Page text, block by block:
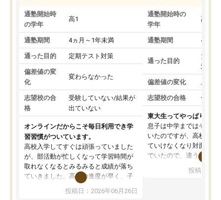
通塾開始時
の学年
高1
通塾期間 4ヵ月～1年未満
通った目的 定期テスト対策
偏差値の変
化
変わらなかった
志望校の合
格
受験していない/結果が
出ていない
オンラインだからこそ毎日利用でき学
習習慣がついています。
高校入学してすぐは頑張っていました
が、部活動が忙しくなって学習時間が
取れなくなるとみるみると成績が落ち
ていきました。高校の進度が早く、子
供も家に帰って勉強の話すると嫌な反
応を示します。東大先生にお願いして
投稿日：2026年06月26日
通塾開始時の
学年
高3
通塾期間 4ヵ月
通った目的
大学
対策
偏差値の変化
志望校の合格 合格
東大生ってやっぱりすご
息子は中学まではそこそ
いたのですが、高校に入
ていけなくなり対面の塾
でいたので、違うアプロ
で、当初は模試でD判定
投稿日：